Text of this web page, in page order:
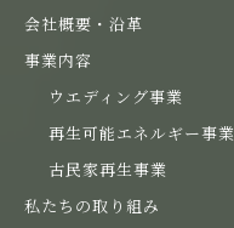
会社概要・沿革
事業内容
ウエディング事業
再生可能エネルギー事業
古民家再生事業
私たちの取り組み